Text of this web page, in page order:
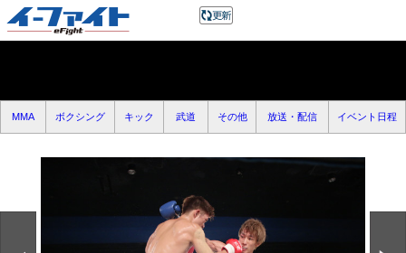
MMA ボクシング キック 武道 その他 放送・配信 イベント日程